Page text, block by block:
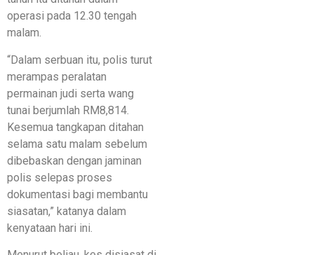
operasi pada 12.30 tengah
malam.
“Dalam serbuan itu, polis turut
merampas peralatan
permainan judi serta wang
tunai berjumlah RM8,814.
Kesemua tangkapan ditahan
selama satu malam sebelum
dibebaskan dengan jaminan
polis selepas proses
dokumentasi bagi membantu
siasatan,” katanya dalam
kenyataan hari ini.